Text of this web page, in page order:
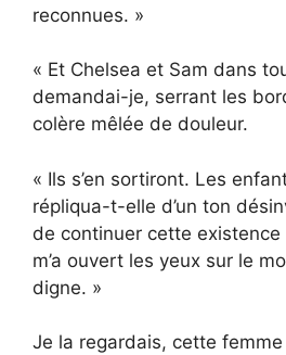
reconnues. »
« Et Chelsea et Sam dans
demandai-je, serrant les
colère mêlée de douleur.
« Ils s’en sortiront. Les
répliqua-t-elle d’un ton
de continuer cette
m’a ouvert les yeux sur le
digne. »
Je la regardais, cette